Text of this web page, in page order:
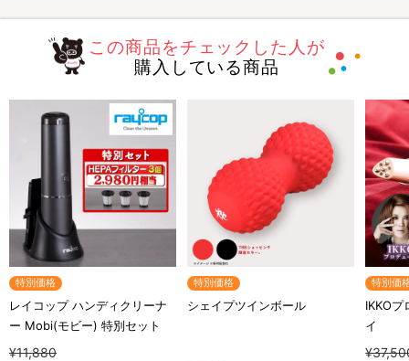
この商品をチェックした人が
購入している商品
特別価格
レイコップ ハンディクリーナ
ー Mobi(モビー) 特別セット
¥11,880
特別価格
シェイプツインボール
特別価
IKKOプ
イ